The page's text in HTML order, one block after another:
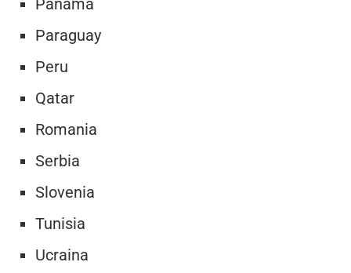
Panama
Paraguay
Peru
Qatar
Romania
Serbia
Slovenia
Tunisia
Ucraina